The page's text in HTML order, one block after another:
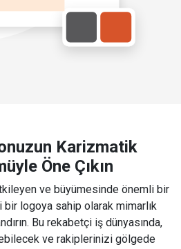
Karizmatik
Öne Çıkın
ve büyümesinde önemli bir
logoya sahip olarak mimarlık
Bu rekabetçi iş dünyasında,
ve rakiplerinizi gölgede